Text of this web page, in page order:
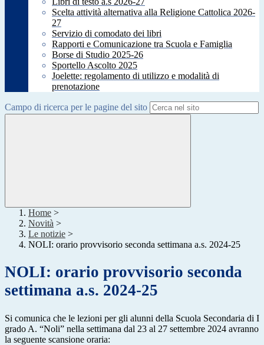
Scelta attività alternativa alla Religione Cattolica 2026-
27
Servizio di comodato dei libri
Rapporti e Comunicazione tra Scuola e Famiglia
Borse di Studio 2025-26
Sportello Ascolto 2025
Joelette: regolamento di utilizzo e modalità di
prenotazione
Campo di ricerca per le pagine del sito
Home >
Novità >
Le notizie >
NOLI: orario provvisorio seconda settimana a.s. 2024-25
NOLI: orario provvisorio seconda
settimana a.s. 2024-25
Si comunica che le lezioni per gli alunni della Scuola Secondaria di I
grado A. “Noli” nella settimana dal 23 al 27 settembre 2024 avranno
la seguente scansione oraria: